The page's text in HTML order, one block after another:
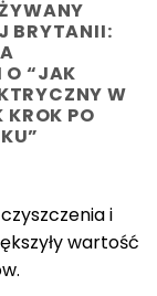
BRYTANII:
O “JAK
W
KROK PO
”
i
wartość